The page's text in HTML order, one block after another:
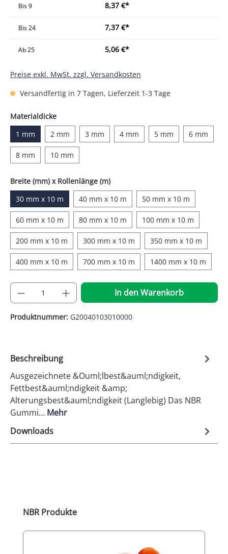
Bis9 8,37 €*
Bis24 7,37 €*
Ab25 5,06 €*
Preise exkl. MwSt. zzgl. Versandkosten
Versandfertig in 7 Tagen, Lieferzeit 1-3 Tage
Materialdickeauswählen
1 mm
2 mm 3 mm 4 mm 5 mm 6 mm
8 mm 10 mm
Breite (mm) x Rollenlänge (m)auswählen
30 mm x 10 m
40 mm x 10 m 50 mm x 10 m
60 mm x 10 m 80 mm x 10 m 100 mm x 10 m
200 mm x 10 m 300 mm x 10 m 350 mm x 10 m
400 mm x 10 m 700 mm x 10 m 1400 mm x 10 m
Produkt Anzahl: Gib den gewünschten
In den Warenkorb
Produktnummer: G20040103010000
Beschreibung
Ausgezeichnete &Ouml;lbest&auml;ndigkeit,
Fettbest&auml;ndigkeit &amp;
Alterungsbest&auml;ndigkeit (Langlebig) Das NBR
Gummi… Mehr
Downloads
Produktgalerie überspringen
NBR Produkte